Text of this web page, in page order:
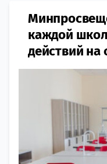
каждой
действий на